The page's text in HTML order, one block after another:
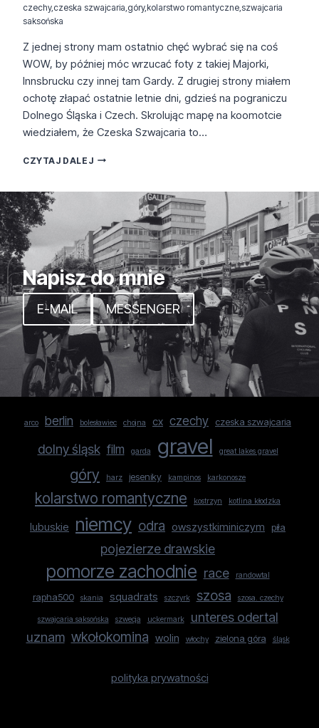
czechy, czeska szwajcaria góry, kolarstwo romantyczne szwajcaria
saksońska
Z jednej strony mam ostatnio chęć wybrać się na coś
WOW, by później móc wrzucać foty z takiej Majorki,
Innsbrucku czy innej tam Gardy. Z drugiej strony miałem
ochotę złapać ostatnie letnie dni, gdzieś na pograniczu
Dolnego Śląska i Czech. Skrolując mapę na koomotcie
wiedziałem, że Czeska Szwajcaria to…
CZYTAJ DALEJCZESKA
Napisz do mnie
E-MAIL MESSENGER
arco berlin bolesławiec chojna cx czechy czeska szwajcaria
dolny śląsk film garda gravel great lakes gravel
góry harz jeseniky kampinos karkonosze
kolarstwo romantyczne kostrzyn kotlina kłodzka
lubuskie niemcy odra owszystkiminiczym piła
pojezierze drawskie
pomorze zachodnie race randowtal
rapha500 skania squadrats szczyrk szosa szosa. czechy
szwajcaria saksońska szwecja uckermark
unteres odertal
uznam wkołokomina wolin włochy zielona góra śląsk
polityka prywatności